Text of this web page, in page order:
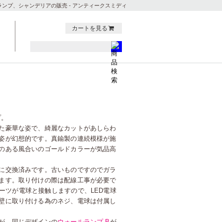
ンプ、シャンデリアの販売 - アンティークスミディ
カートを見る
豪華な姿で、綺麗なカットがあしらわ
が幻想的です。真鍮製の連続模様が施
ある風合いのゴールドカラーが気品高
交換済みです。古いものですのでガラ
す。取り付けの際は配線工事が必要で
ツが電球と接触しますので、LED電球
に取り付ける為のネジ、電球は付属し